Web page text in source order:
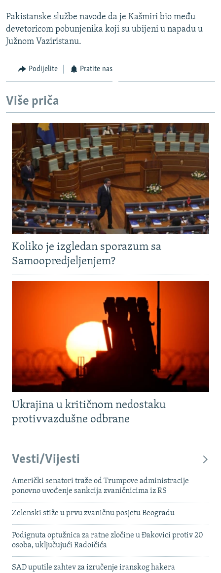
MOJA EVROPA
TRI DECENIJE OD RATA U BIH
NASTANAK I RASPAD JUGOSLAVIJE
Pakistanske službe navode da je Kašmiri bio među
devetoricom pobunjenika koji su ubijeni u napadu u
Južnom Vaziristanu.
Podijelite Pratite nas
Više priča
Koliko je izgledan sporazum sa
Samoopredjeljenjem?
Ukrajina u kritičnom nedostaku
protivvazdušne odbrane
Vesti/Vijesti
Američki senatori traže od Trumpove administracije
ponovno uvođenje sankcija zvaničnicima iz RS
Zelenski stiže u prvu zvaničnu posjetu Beogradu
Podignuta optužnica za ratne zločine u Đakovici protiv 20
osoba, uključujući Radoičića
SAD uputile zahtev za izručenje iranskog hakera